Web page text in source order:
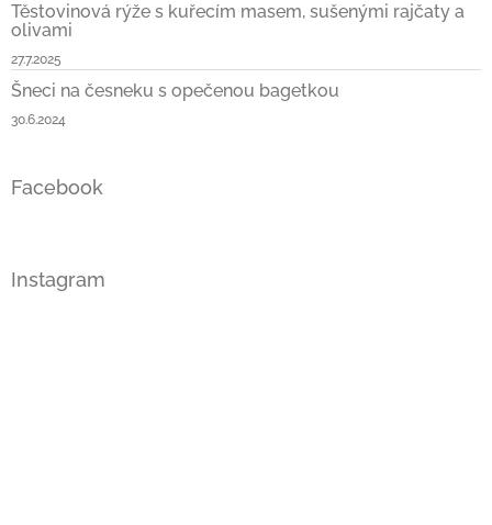
Těstovinová rýže s kuřecím masem, sušenými rajčaty a
olivami
27.7.2025
Šneci na česneku s opečenou bagetkou
30.6.2024
Facebook
Instagram